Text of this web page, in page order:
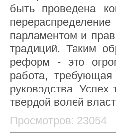
быть проведена
парламентом и
традиций. Таким
реформ - это
работа,
руководства.
твердой волей
Просмотров: 23054